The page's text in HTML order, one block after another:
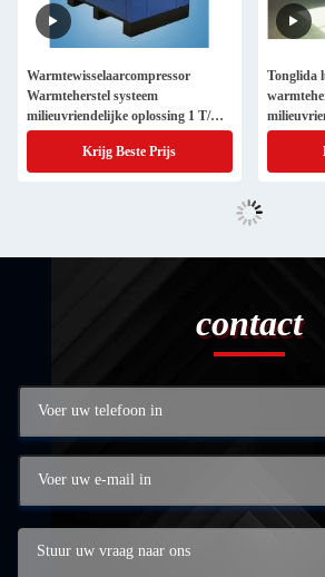
Warmtewisselaarcompressor
Warmteherstel systeem
milieuvriendelijke oplossing 1 T/H-
100 T/H
Krijg Beste Prijs
Tonglida
ontwerp
contact